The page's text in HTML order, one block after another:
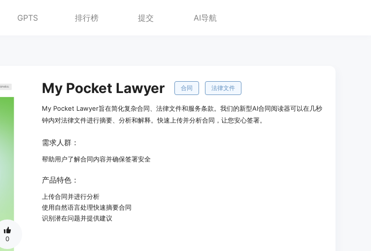
GPTS 排行榜 提交 AI导航
0
My Pocket Lawyer 合同 法律文件
My Pocket Lawyer旨在简化复杂合同、法律文件和服务条款。我们的新型AI合同阅读器可以在几秒
钟内对法律文件进行摘要、分析和解释。快速上传并分析合同，让您安心签署。
需求人群：
帮助用户了解合同内容并确保签署安全
产品特色：
上传合同并进行分析
使用自然语言处理快速摘要合同
识别潜在问题并提供建议